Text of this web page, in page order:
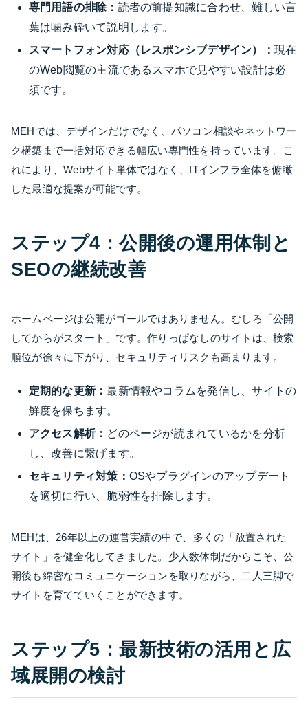
専門用語の排除： 読者の前提知識に合わせ、難しい言
葉は噛み砕いて説明します。
スマートフォン対応（レスポンシブデザイン）： 現在
のWeb閲覧の主流であるスマホで見やすい設計は必
須です。
MEHでは、デザインだけでなく、パソコン相談やネットワー
ク構築まで一括対応できる幅広い専門性を持っています。こ
れにより、Webサイト単体ではなく、ITインフラ全体を俯瞰
した最適な提案が可能です。
ステップ4：公開後の運用体制と
SEOの継続改善
ホームページは公開がゴールではありません。むしろ「公開
してからがスタート」です。作りっぱなしのサイトは、検索
順位が徐々に下がり、セキュリティリスクも高まります。
定期的な更新：最新情報やコラムを発信し、サイトの
鮮度を保ちます。
アクセス解析： どのページが読まれているかを分析
し、改善に繋げます。
セキュリティ対策： OSやプラグインのアップデート
を適切に行い、脆弱性を排除します。
MEHは、26年以上の運営実績の中で、多くの「放置された
サイト」を健全化してきました。少人数体制だからこそ、公
開後も綿密なコミュニケーションを取りながら、二人三脚で
サイトを育てていくことができます。
ステップ5：最新技術の活用と広
域展開の検討